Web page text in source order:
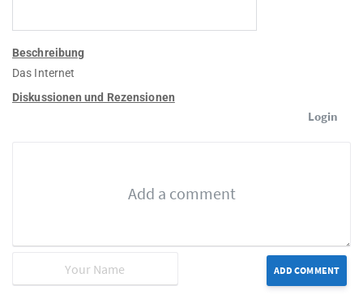
Beschreibung
Das Internet
Diskussionen und Rezensionen
Login
ADD COMMENT